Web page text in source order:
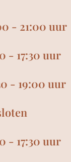
- 21:00 uur
- 17:30 uur
- 19:00 uur
- 17:30 uur